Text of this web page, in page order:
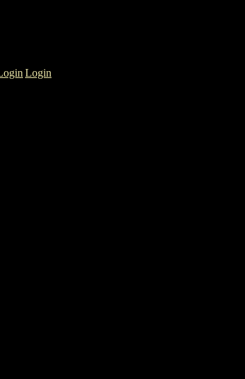
Login